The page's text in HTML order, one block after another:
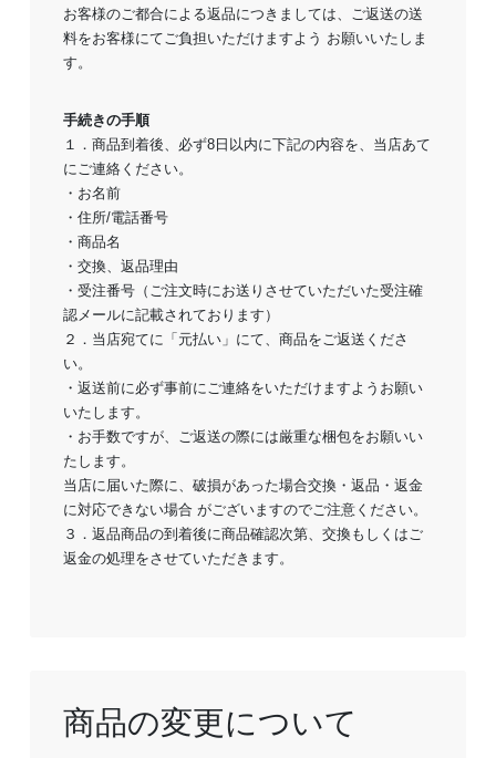
お客様のご都合による返品につきましては、ご返送の送
料をお客様にてご負担いただけますよう お願いいたしま
す。
手続きの手順
１．商品到着後、必ず8日以内に下記の内容を、当店あて
にご連絡ください。
・お名前
・住所/電話番号
・商品名
・交換、返品理由
・受注番号（ご注文時にお送りさせていただいた受注確
認メールに記載されております）
２．当店宛てに「元払い」にて、商品をご返送くださ
い。
・返送前に必ず事前にご連絡をいただけますようお願い
いたします。
・お手数ですが、ご返送の際には厳重な梱包をお願いい
たします。
当店に届いた際に、破損があった場合交換・返品・返金
に対応できない場合 がございますのでご注意ください。
３．返品商品の到着後に商品確認次第、交換もしくはご
返金の処理をさせていただきます。
商品の変更について